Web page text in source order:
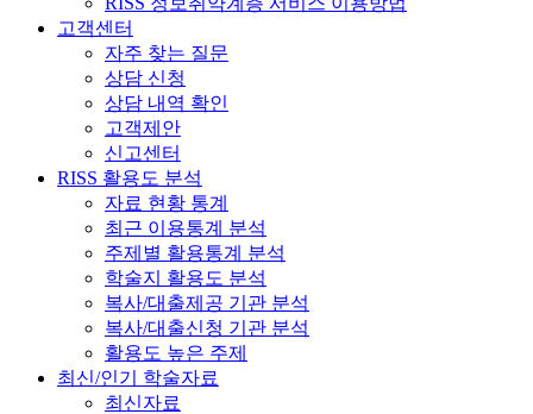
고객센터
자주 찾는 질문
상담 신청
상담 내역 확인
고객제안
신고센터
RISS 활용도 분석
자료 현황 통계
최근 이용통계 분석
주제별 활용통계 분석
학술지 활용도 분석
복사/대출제공 기관 분석
복사/대출신청 기관 분석
활용도 높은 주제
최신/인기 학술자료
최신자료